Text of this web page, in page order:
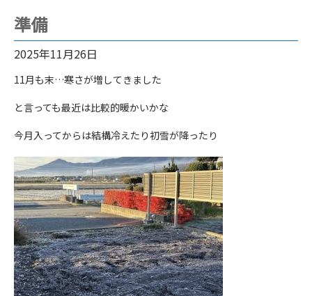
準備
2025年11月26日
11月も末…寒さが増してきました
と言っても最近は比較的暖かいかな
今月入ってからは結構冷えたり初雪が降ったり